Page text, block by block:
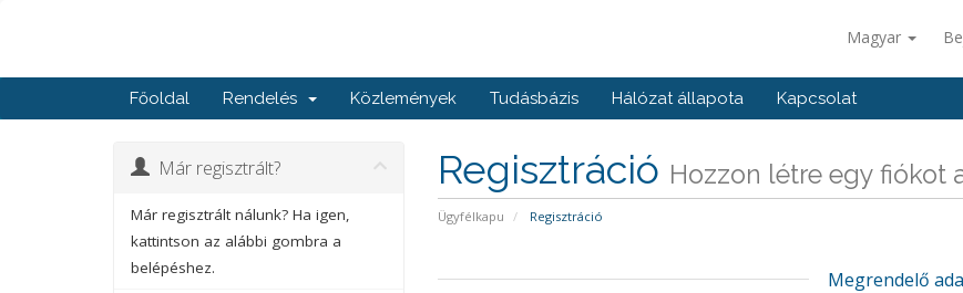
Magyar
Főoldal Rendelés Közlemények Tudásbázis Hálózat állapota Kapcsolat
Regisztráció Hozzon létre egy fiókot
Ügyfélkapu Regisztráció
Már regisztrált?
Már regisztrált nálunk? Ha igen,
kattintson az alábbi gombra a
belépéshez.
Megrendelő